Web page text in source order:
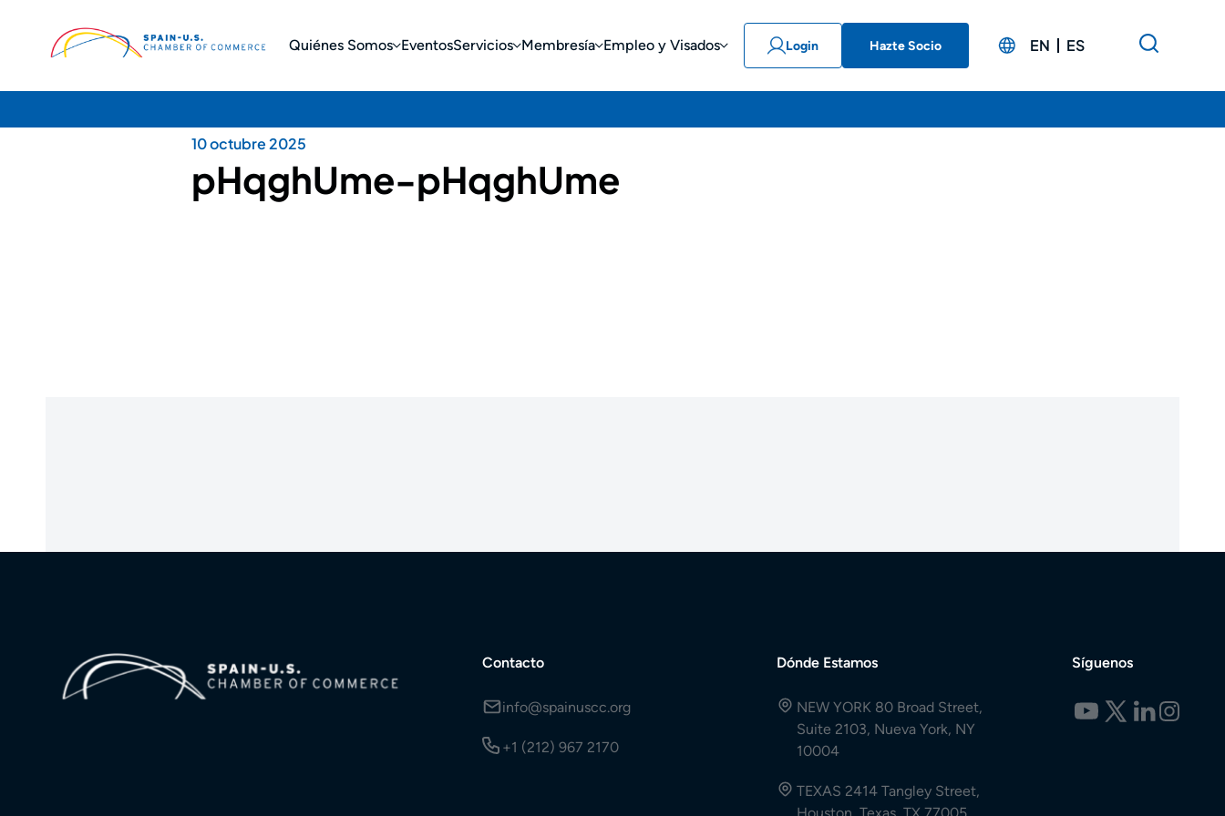
Quiénes Somos EventosServicios Membresía Empleo y Visados Login Hazte Socio EN ES
10 octubre 2025
pHqghUme-pHqghUme
Contacto
info@spainuscc.org
+1 (212) 967 2170
Dónde Estamos
NEW YORK 80 Broad Street,
Suite 2103, Nueva York, NY
10004
TEXAS 2414 Tangley Street,
Síguenos